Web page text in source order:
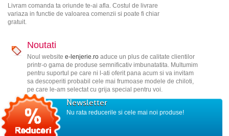
Livram comanda ta oriunde te-ai afla. Costul de livrare
variaza in functie de valoarea comenzii si poate fi chiar
gratuit.
Noutati
Noul website e-lenjerie.roaduce un plus de calitate clientilor
printr-o gama de produse semnificativ imbunatatita. Multumim
pentru suportul pe care ni l-ati oferit pana acum si va invitam
sa descoperiti probabil cele mai frumoase modele de chiloti,
pe care le-am selectat cu grija special pentru voi.
Newsletter
Nu rata reducerile si cele mai noi produse!